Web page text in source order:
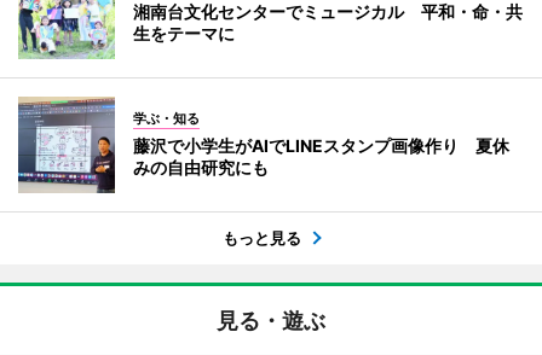
湘南台文化センターでミュージカル 平和・命・共
生をテーマに
学ぶ・知る
藤沢で小学生がAIでLINEスタンプ画像作り 夏休
みの自由研究にも
もっと見る
見る・遊ぶ